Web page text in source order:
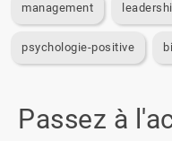
management
psychologie-positive
Passez à